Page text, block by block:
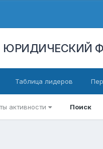
ЮРИДИЧЕСКИЙ
активности Поиск
Таблица лидеров